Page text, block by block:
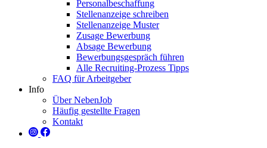
Personalbeschaffung
Stellenanzeige schreiben
Stellenanzeige Muster
Zusage Bewerbung
Absage Bewerbung
Bewerbungsgespräch führen
Alle Recruiting-Prozess Tipps
FAQ für Arbeitgeber
Info
Über NebenJob
Häufig gestellte Fragen
Kontakt